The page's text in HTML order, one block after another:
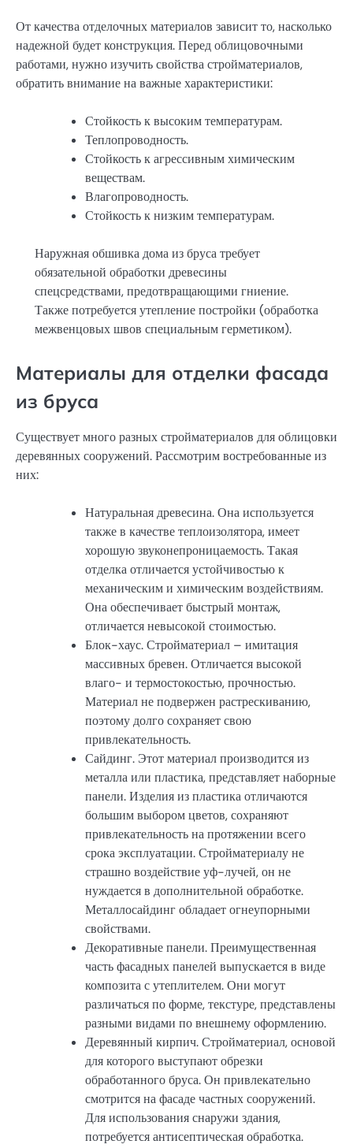
От качества отделочных материалов зависит то, насколько
надежной будет конструкция. Перед облицовочными
работами, нужно изучить свойства стройматериалов,
обратить внимание на важные характеристики:
Стойкость к высоким температурам.
Теплопроводность.
Стойкость к агрессивным химическим
веществам.
Влагопроводность.
Стойкость к низким температурам.
Наружная обшивка дома из бруса требует
обязательной обработки древесины
спецсредствами, предотвращающими гниение.
Также потребуется утепление постройки (обработка
межвенцовых швов специальным герметиком).
Материалы для отделки фасада
из бруса
Существует много разных стройматериалов для облицовки
деревянных сооружений. Рассмотрим востребованные из
них:
Натуральная древесина. Она используется
также в качестве теплоизолятора, имеет
хорошую звуконепроницаемость. Такая
отделка отличается устойчивостью к
механическим и химическим воздействиям.
Она обеспечивает быстрый монтаж,
отличается невысокой стоимостью.
Блок-хаус. Стройматериал – имитация
массивных бревен. Отличается высокой
влаго- и термостокостью, прочностью.
Материал не подвержен растрескиванию,
поэтому долго сохраняет свою
привлекательность.
Сайдинг. Этот материал производится из
металла или пластика, представляет наборные
панели. Изделия из пластика отличаются
большим выбором цветов, сохраняют
привлекательность на протяжении всего
срока эксплуатации. Стройматериалу не
страшно воздействие уф-лучей, он не
нуждается в дополнительной обработке.
Металлосайдинг обладает огнеупорными
свойствами.
Декоративные панели. Преимущественная
часть фасадных панелей выпускается в виде
композита с утеплителем. Они могут
различаться по форме, текстуре, представлены
разными видами по внешнему оформлению.
Деревянный кирпич. Стройматериал, основой
для которого выступают обрезки
обработанного бруса. Он привлекательно
смотрится на фасаде частных сооружений.
Для использования снаружи здания,
потребуется антисептическая обработка.